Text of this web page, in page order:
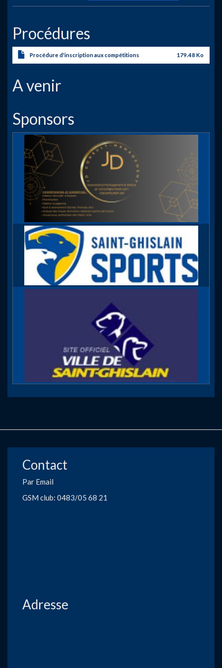
Procédures
Procédure d'inscription aux compétitions 179.48 Ko
A venir
Sponsors
Contact
Par Email
GSM club: 0483/05 68 21
Adresse